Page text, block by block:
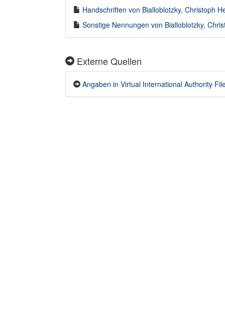
Handschriften von Bialloblotzky, Christoph
Sonstige Nennungen von Bialloblotzky,
Externe Quellen
Angaben in Virtual International Authority